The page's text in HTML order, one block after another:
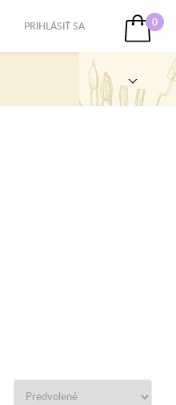
PRIHLÁSIŤ SA 0